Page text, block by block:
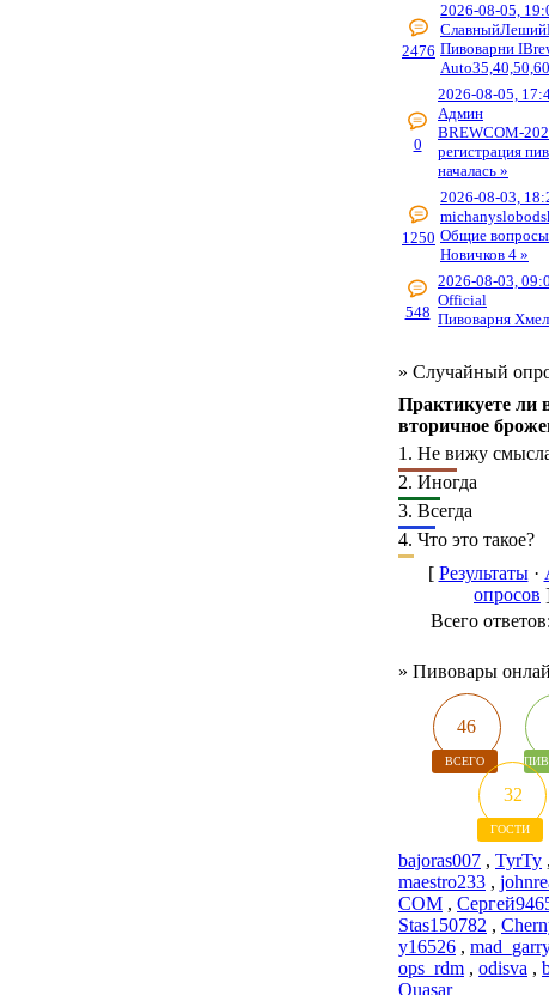
2476
2026-08-05,
Пивоварни
0
2026-08-05,
Админ
BREWCOM-
регистрация
началась »
1250
2026-08-03,
Общие
Новичков 4 »
548
2026-08-03,
Official
Пивоварня
» Случайный
Практикуете ли
вторичное
1. Не вижу
2. Иногда
3. Всегда
4. Что это такое?
[ Результаты·
опросов
Всего
» Пивовары
46
ВСЕГО
32
ГОСТИ
bajoras007 , TyrTy
maestro233 ,
COM ,
Stas150782 ,
y16526 ,
ops_rdm , odisva ,
Quasar